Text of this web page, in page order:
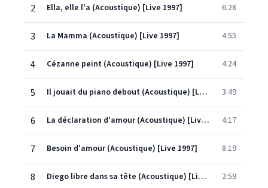
2 Ella, elle l'a (Acoustique) [Live 1997] 6:28
3 La Mamma (Acoustique) [Live 1997] 4:55
4 Cézanne peint (Acoustique) [Live 1997] 4:24
5 Il jouait du piano debout (Acoustique) [Live 1997] 3:49
6 La déclaration d'amour (Acoustique) [Live 1997] 4:17
7 Besoin d'amour (Acoustique) [Live 1997] 8:19
8 Diego libre dans sa tête (Acoustique) [Live 1997] 2:59